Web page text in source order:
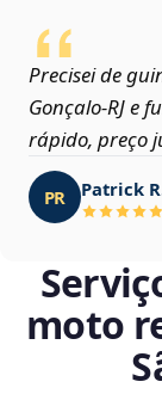
Precisei de
Gonçalo‑RJ e
rápido, preço
PR Patrick
moto